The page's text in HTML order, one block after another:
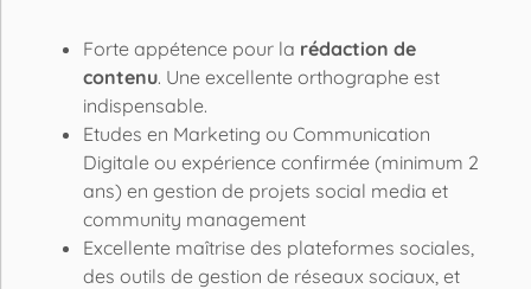
Forte appétence pour la rédaction de
contenu. Une excellente orthographe est
indispensable.
Etudes en Marketing ou Communication
Digitale ou expérience confirmée (minimum 2
ans) en gestion de projets social media et
community management
Excellente maîtrise des plateformes sociales,
des outils de gestion de réseaux sociaux, et